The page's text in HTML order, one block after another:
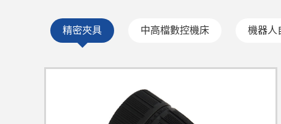
精密夾具 中高檔數控機床 機器人